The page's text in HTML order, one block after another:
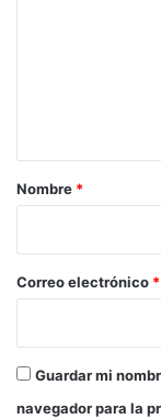
r
*
Nombre *
Correo electrónico *
Guardar mi
navegador para la